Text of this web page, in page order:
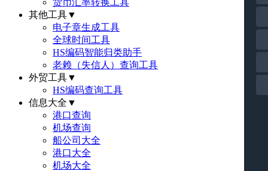
货币汇率转换工具
其他工具▼
电子章生成工具
全球时间工具
HS编码智能归类助手
老赖（失信人）查询工具
外贸工具▼
HS编码查询工具
信息大全 ▼
港口查询
机场查询
船公司大全
港口大全
机场大全